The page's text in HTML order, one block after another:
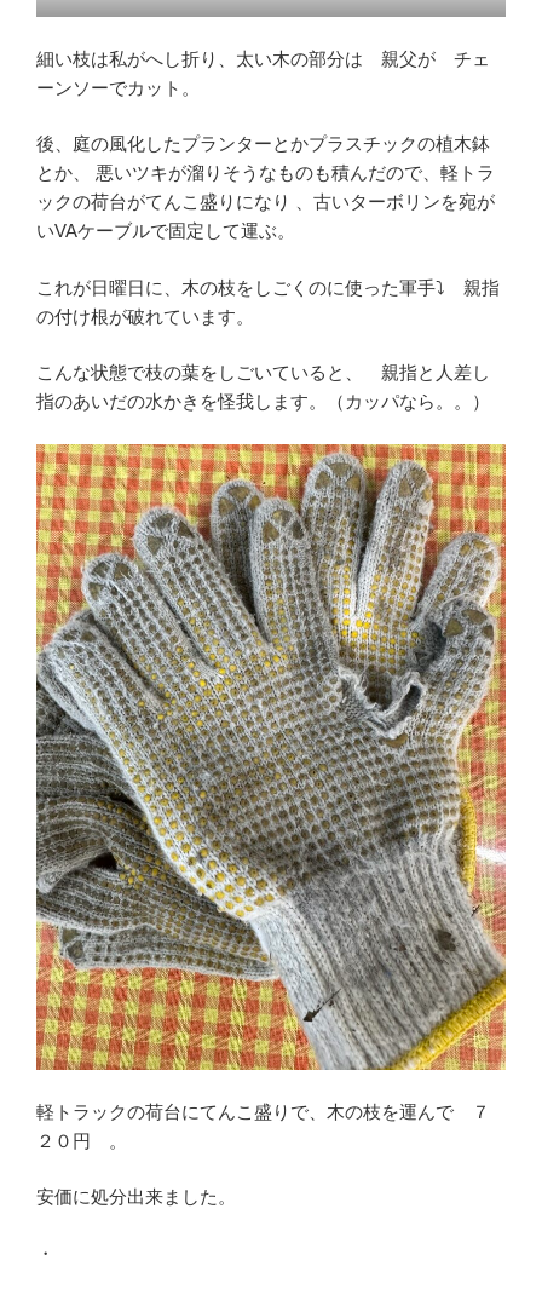
細い枝は私がへし折り、太い木の部分は 親父が チェ
ーンソーでカット。
後、庭の風化したプランターとかプラスチックの植木鉢
とか、 悪いツキが溜りそうなものも積んだので、軽トラ
ックの荷台がてんこ盛りになり 、古いターボリンを宛が
いVAケーブルで固定して運ぶ。
これが日曜日に、木の枝をしごくのに使った軍手⤵ 親指
の付け根が破れています。
こんな状態で枝の葉をしごいていると、 親指と人差し
指のあいだの水かきを怪我します。（カッパなら。。）
軽トラックの荷台にてんこ盛りで、木の枝を運んで ７
２０円 。
安価に処分出来ました。
・